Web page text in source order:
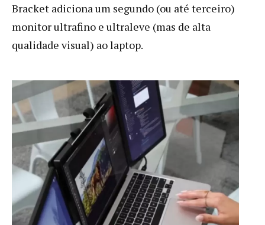
Bracket adiciona um segundo (ou até terceiro)
monitor ultrafino e ultraleve (mas de alta
qualidade visual) ao laptop.